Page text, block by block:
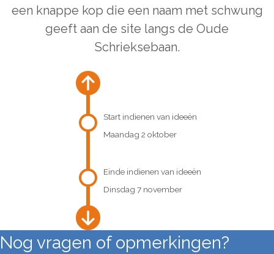
een knappe kop die een naam met schwung
geeft aan de site langs de Oude
Schrieksebaan.
Start indienen van ideeën
Maandag 2 oktober
Einde indienen van ideeën
Dinsdag 7 november
Nog vragen of opmerkingen?